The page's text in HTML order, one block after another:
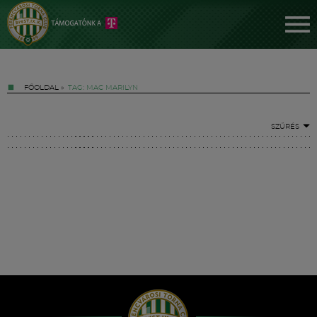
FŐOLDAL » TAG: MAC MARILYN
SZŰRÉS
Hírek